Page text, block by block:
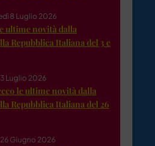
8 Luglio 2026
ultime novità dalla
Repubblica Italiana del 3 e
Luglio 2026
le ultime novità dalla
Repubblica Italiana del 26
Giugno 2026